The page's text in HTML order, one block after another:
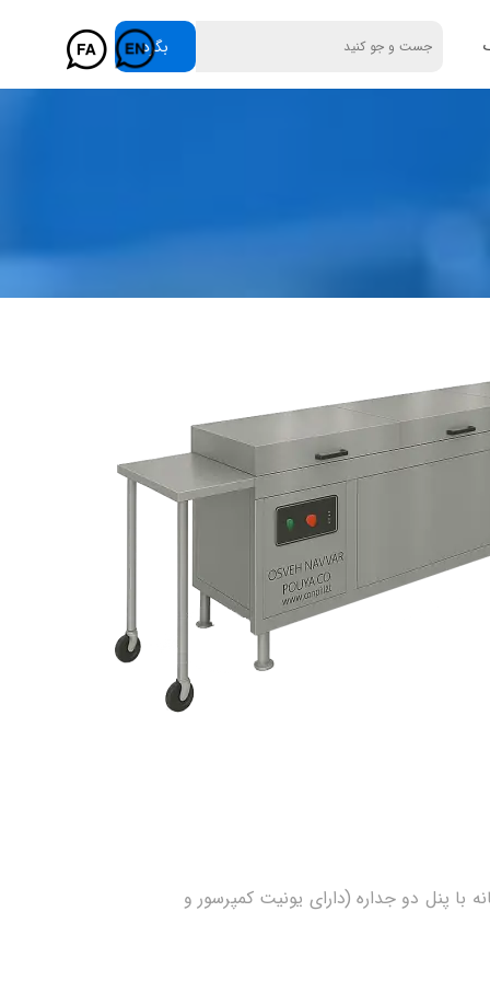
بگرد
پنل دو جداره (دارای یونیت کمپرسور و